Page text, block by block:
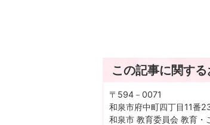
この記事に関す
〒594－0071
和泉市府中町四丁目11番
和泉市 教育委員会 教育・